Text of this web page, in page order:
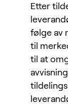
Etter
følge av
til
til at